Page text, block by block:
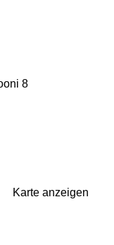
8
Karte anzeigen